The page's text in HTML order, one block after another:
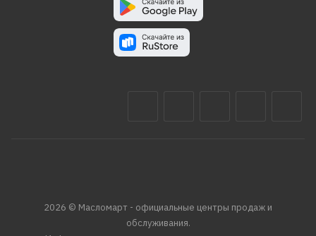
2026 © Масломарт - официальные центры продаж и
обслуживания.